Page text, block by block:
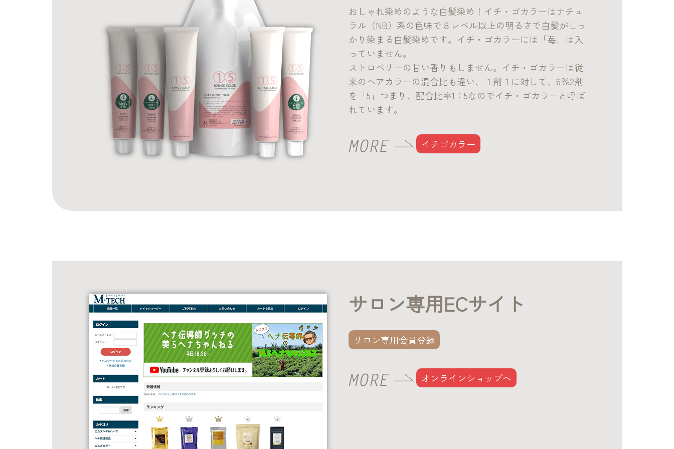
おしゃれ染めのような白髪染め！イチ・ゴカラーはナチュ
ラル（NB）系の色味で８レベル以上の明るさで白髪がしっ
かり染まる白髪染めです。イチ・ゴカラーには「苺」は入
っていません。
ストロベリーの甘い香りもしません。イチ・ゴカラーは従
来のヘアカラーの混合比も違い、１剤１に対して、6％2剤
を「5」つまり、配合比率1：5なのでイチ・ゴカラーと呼ば
れています。
イチゴカラー
サロン専用ECサイト
サロン専用会員登録
オンラインショップへ